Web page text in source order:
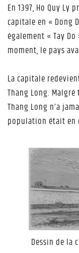
En 1397, Ho Quy
capitale en « Dong
également « Tay
moment, le pays
La capitale
Thang Long.
Thang Long n’a
population était en
Dessin de la